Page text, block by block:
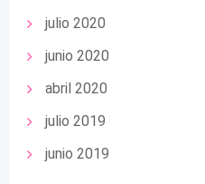
julio 2020
junio 2020
abril 2020
julio 2019
junio 2019